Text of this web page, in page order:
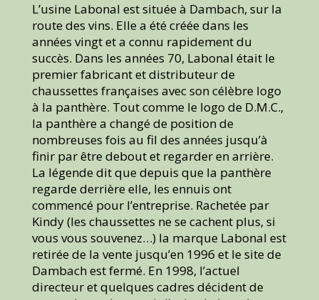
L’usine Labonal est située à Dambach, sur la
route des vins. Elle a été créée dans les
années vingt et a connu rapidement du
succès. Dans les années 70, Labonal était le
premier fabricant et distributeur de
chaussettes françaises avec son célèbre logo
à la panthère. Tout comme le logo de D.M.C.,
la panthère a changé de position de
nombreuses fois au fil des années jusqu’à
finir par être debout et regarder en arrière.
La légende dit que depuis que la panthère
regarde derrière elle, les ennuis ont
commencé pour l’entreprise. Rachetée par
Kindy (les chaussettes ne se cachent plus, si
vous vous souvenez…) la marque Labonal est
retirée de la vente jusqu’en 1996 et le site de
Dambach est fermé. En 1998, l’actuel
directeur et quelques cadres décident de